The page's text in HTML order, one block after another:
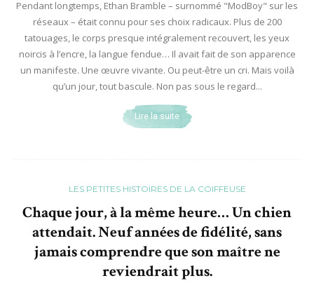
Pendant longtemps, Ethan Bramble – surnommé "ModBoy" sur les
réseaux – était connu pour ses choix radicaux. Plus de 200
tatouages, le corps presque intégralement recouvert, les yeux
noircis à l’encre, la langue fendue… Il avait fait de son apparence
un manifeste. Une œuvre vivante. Ou peut-être un cri. Mais voilà
qu’un jour, tout bascule. Non pas sous le regard...
Lire la suite
LES PETITES HISTOIRES DE LA COIFFEUSE
Chaque jour, à la même heure… Un chien
attendait. Neuf années de fidélité, sans
jamais comprendre que son maître ne
reviendrait plus.